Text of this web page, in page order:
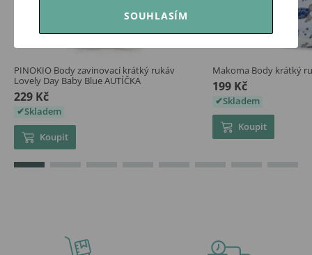
PINOKIO Body zavinovací krátký rukáv
Lovely Day Baby Blue AUTÍČKA
229 Kč
Skladem
Koupit
Makoma Body krátký
199 Kč
Skladem
Koupit
SOUHLASÍM